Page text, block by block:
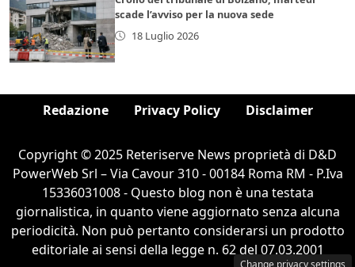
scade l’avviso per la nuova sede
18 Luglio 2026
Redazione Privacy Policy Disclaimer
Copyright © 2025 Reteriserve News proprietà di D&D
PowerWeb Srl – Via Cavour 310 - 00184 Roma RM - P.Iva
15336031008 - Questo blog non è una testata
giornalistica, in quanto viene aggiornato senza alcuna
periodicità. Non può pertanto considerarsi un prodotto
editoriale ai sensi della legge n. 62 del 07.03.2001
Change privacy settings